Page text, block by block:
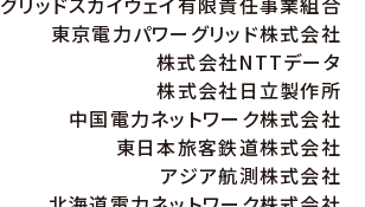
東京電力パワーグリッド株式会社
株式会社NTTデータ
株式会社日立製作所
中国電力ネットワーク株式会社
東日本旅客鉄道株式会社
アジア航測株式会社